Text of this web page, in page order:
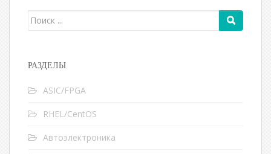
Поиск для:
РАЗДЕЛЫ
ASIC/FPGA
RHEL/CentOS
Автоэлектроника